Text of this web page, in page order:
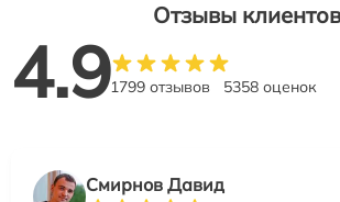
Отзывы клиентов
4.91799 отзывов 5358 оценок
Смирнов Давид